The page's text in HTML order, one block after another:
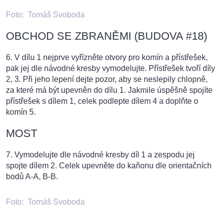
Foto: Tomáš Svoboda
OBCHOD SE ZBRANĚMI (BUDOVA #18)
6. V dílu 1 nejprve vyřízněte otvory pro komín a přístřešek,
pak jej dle návodné kresby vymodelujte. Přístřešek tvoří díly
2, 3. Při jeho lepení dejte pozor, aby se neslepily chlopně,
za které má být upevněn do dílu 1. Jakmile úspěšně spojíte
přístřešek s dílem 1, celek podlepte dílem 4 a doplňte o
komín 5.
MOST
7. Vymodelujte dle návodné kresby díl 1 a zespodu jej
spojte dílem 2. Celek upevněte do kaňonu dle orientačních
bodů A-A, B-B.
Foto: Tomáš Svoboda